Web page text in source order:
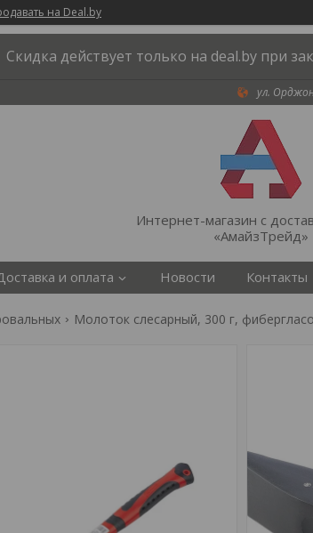
на Deal.by
Скидка действует только на deal.by при
ул.
Интернет-магазин с
«АмайзТрейд»
и оплата Новости Контакты
Молоток слесарный, 300 г,